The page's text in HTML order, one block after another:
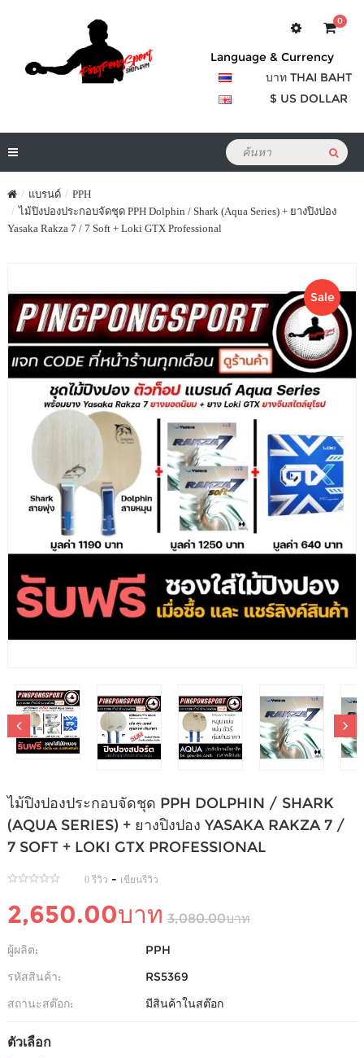
0
Language & Currency
บาท THAI BAHT
$ US DOLLAR
แบรนด์
PPH
ไม้ปิงปองประกอบจัดชุด PPH Dolphin / Shark (Aqua Series) + ยางปิงปอง
Yasaka Rakza 7 / 7 Soft + Loki GTX Professional
Sale
ไม้ปิงปองประกอบจัดชุด PPH DOLPHIN / SHARK
(AQUA SERIES) + ยางปิงปอง YASAKA RAKZA 7 /
7 SOFT + LOKI GTX PROFESSIONAL
0 รีวิว - เขียนรีวิว
2,650.00บาท 3,080.00บาท
ผู้ผลิต:
PPH
รหัสสินค้า:
RS5369
สถานะสต๊อก:
มีสินค้าในสต๊อก
ตัวเลือก